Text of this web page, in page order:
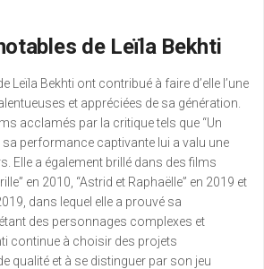
de Leïla Bekhti
Leïla Bekhti ont contribué à faire d’elle l’une
et appréciées de sa génération.
acclamés par la critique tels que “Un
sa performance captivante lui a valu une
Elle a également brillé dans des films
en 2010, “Astrid et Raphaëlle” en 2019 et
dans lequel elle a prouvé sa
des personnages complexes et
continue à choisir des projets
qualité et à se distinguer par son jeu